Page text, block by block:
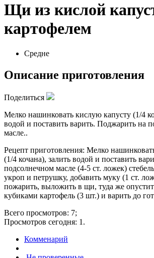
Щи из кислой
картофелем
Средне
Описание приготовления
Поделиться
Мелко нашинковать кислую капусту (1/4
водой и поставить варить. Поджарить на
масле..
Рецепт приготовления: Мелко
(1/4 кочана), залить водой и поставить
подсолнечном масле (4-5 ст. ложек)
укроп и петрушку, добавить муку (1 ст.
пожарить, выложить в щи, туда же
кубиками картофель (3 шт.) и варить до
Всего просмотров: 7;
Просмотров сегодня: 1.
Комменарий